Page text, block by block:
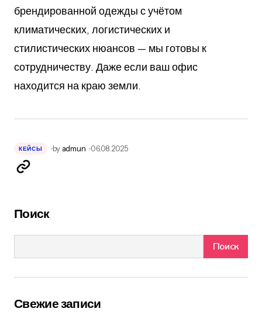
брендированной одежды с учётом
климатических, логистических и
стилистических нюансов — мы готовы к
сотрудничеству. Даже если ваш офис
находится на краю земли.
КЕЙСЫ by admun 06.08.2025
Поиск
Поиск
Свежие записи